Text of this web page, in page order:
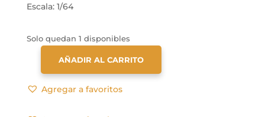
Escala: 1/64
Solo quedan 1 disponibles
NISSAN
SKYLINE
AÑADIR AL CARRITO
Agregar a favoritos